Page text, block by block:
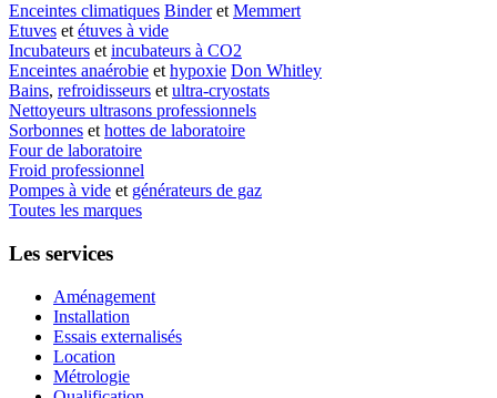
Enceintes climatiques Binderet Memmert
Etuves et étuves à vide
Incubateurs et incubateurs à CO2
Enceintes anaérobie et hypoxie Don Whitley
Bains, refroidisseurs et ultra-cryostats
Nettoyeurs ultrasons professionnels
Sorbonnes et hottes de laboratoire
Four de laboratoire
Froid professionnel
Pompes à vide et générateurs de gaz
Toutes les marques
Les services
Aménagement
Installation
Essais externalisés
Location
Métrologie